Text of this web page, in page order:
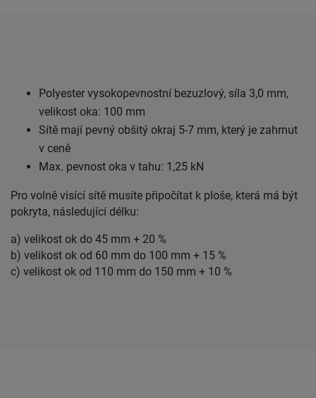
Polyester vysokopevnostní bezuzlový, síla 3,0 mm,
velikost oka: 100 mm
Sítě mají pevný obšitý okraj 5-7 mm, který je zahrnut
v ceně
Max. pevnost oka v tahu: 1,25 kN
Pro volně visící sítě musíte připočítat k ploše, která má být
pokryta, následující délku:
a) velikost ok do 45 mm + 20 %
b) velikost ok od 60 mm do 100 mm + 15 %
c) velikost ok od 110 mm do 150 mm + 10 %